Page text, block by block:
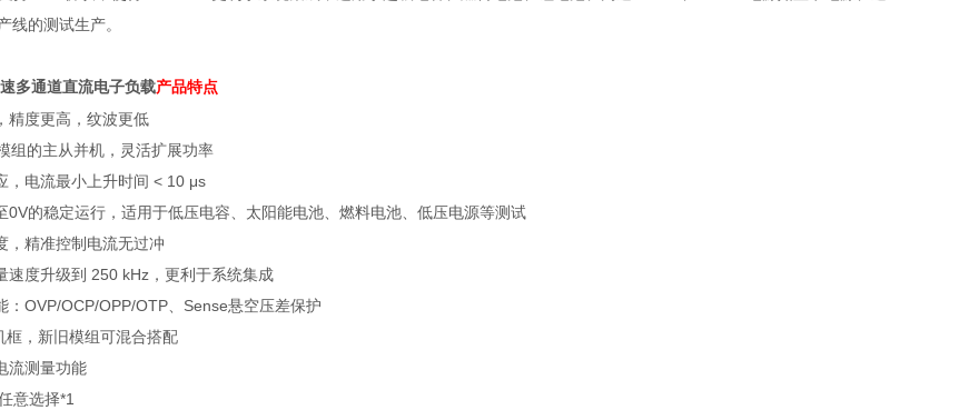
线的测试生产。
多通道直流电子负载产品特点
精度更高，纹波更低
组的主从并机，灵活扩展功率
，电流最小上升时间 < 10 μs
0V的稳定运行，适用于低压电容、太阳能电池、燃料电池、低压电源等测试
，精准控制电流无过冲
速度升级到 250 kHz ，更利于系统集成
： OVP/OCP/OPP/OTP Sense悬空压差保护
框，新旧模组可混合搭配
流测量功能
意选择*1